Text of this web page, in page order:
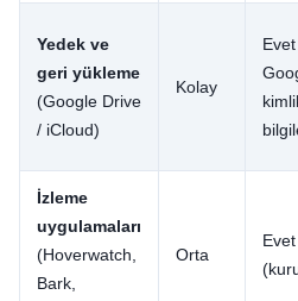
Yedek ve
geri yükleme
(Google Drive
/ iCloud)
Kolay
İzleme
uygulamaları
(Hoverwatch,
Bark,
Orta
Evet